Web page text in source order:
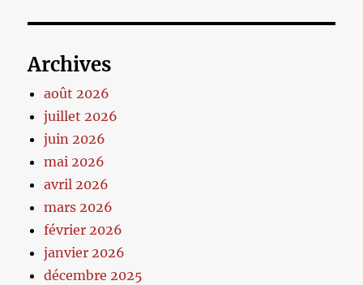
Archives
août 2026
juillet 2026
juin 2026
mai 2026
avril 2026
mars 2026
février 2026
janvier 2026
décembre 2025